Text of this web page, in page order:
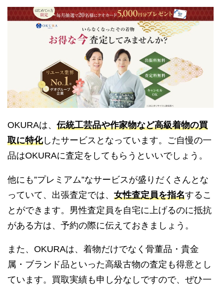
OKURAは、 伝統工芸品や作家物など高級着物の買
取に特化したサービスとなっています。ご自慢の一
品はOKURAに査定をしてもらうといいでしょう。
他にも”プレミアム”なサービスが盛りだくさんとな
っていて、出張査定では、 女性査定員を指名するこ
とができます。男性査定員を自宅に上げるのに抵抗
がある方は、予約の際に伝えておきましょう。
また、OKURAは、着物だけでなく骨董品・貴金
属・ブランド品といった高級古物の査定も得意とし
ています。買取実績も申し分なしですので、ぜひ一